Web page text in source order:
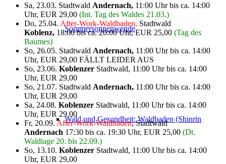
Sommersonnenwende
Wald und Gesundheit: Waldbaden (Shinrin
Sa, 23.03. Stadtwald Andernach, 11:00 Uhr bis ca. 14:00
Uhr, EUR 29,00 (Int. Tag des Waldes 21.03.)
Do, 25.04. After-Work-Waldbaden, Stadtwald
Koblenz, 18:00 bis ca. 20:00 Uhr, EUR 25,00 (Tag des
Baumes)
So, 26.05. Stadtwald Andernach, 11:00 Uhr bis ca. 14:00
Uhr, EUR 29,00 FÄLLT LEIDER AUS
So, 23.06. Koblenzer Stadtwald, 11:00 Uhr bis ca. 14:00
Uhr, EUR 29,00
So, 21.07. Stadtwald Andernach, 11:00 Uhr bis ca. 14:00
Uhr, EUR 29,00
Sa, 24.08. Koblenzer Stadtwald, 11:00 Uhr bis ca. 14:00
Uhr, EUR 29,00
Fr, 20.09. After-Work-Waldbaden, Stadtwald
Andernach 17:30 bis ca. 19:30 Uhr, EUR 25,00 (Dt.
Waldtage 20. bis 22.09.)
So, 13.10. Koblenzer Stadtwald, 11:00 Uhr bis ca. 14:00
Uhr, EUR 29,00